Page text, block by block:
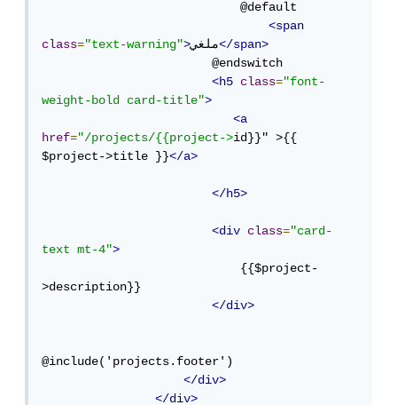
                            @default
<span
class="text-warning">ملغي</span>
                        @endswitch
<h5
class="font-
weight-bold card-title">
<a
href="/projects/{{project->id}}" >{{
$project->title }}</a>
</h5>
<div class="card-
text mt-4">
                            {{$project-
>description}}
</div>
@include('projects.footer')
</div>
</div>